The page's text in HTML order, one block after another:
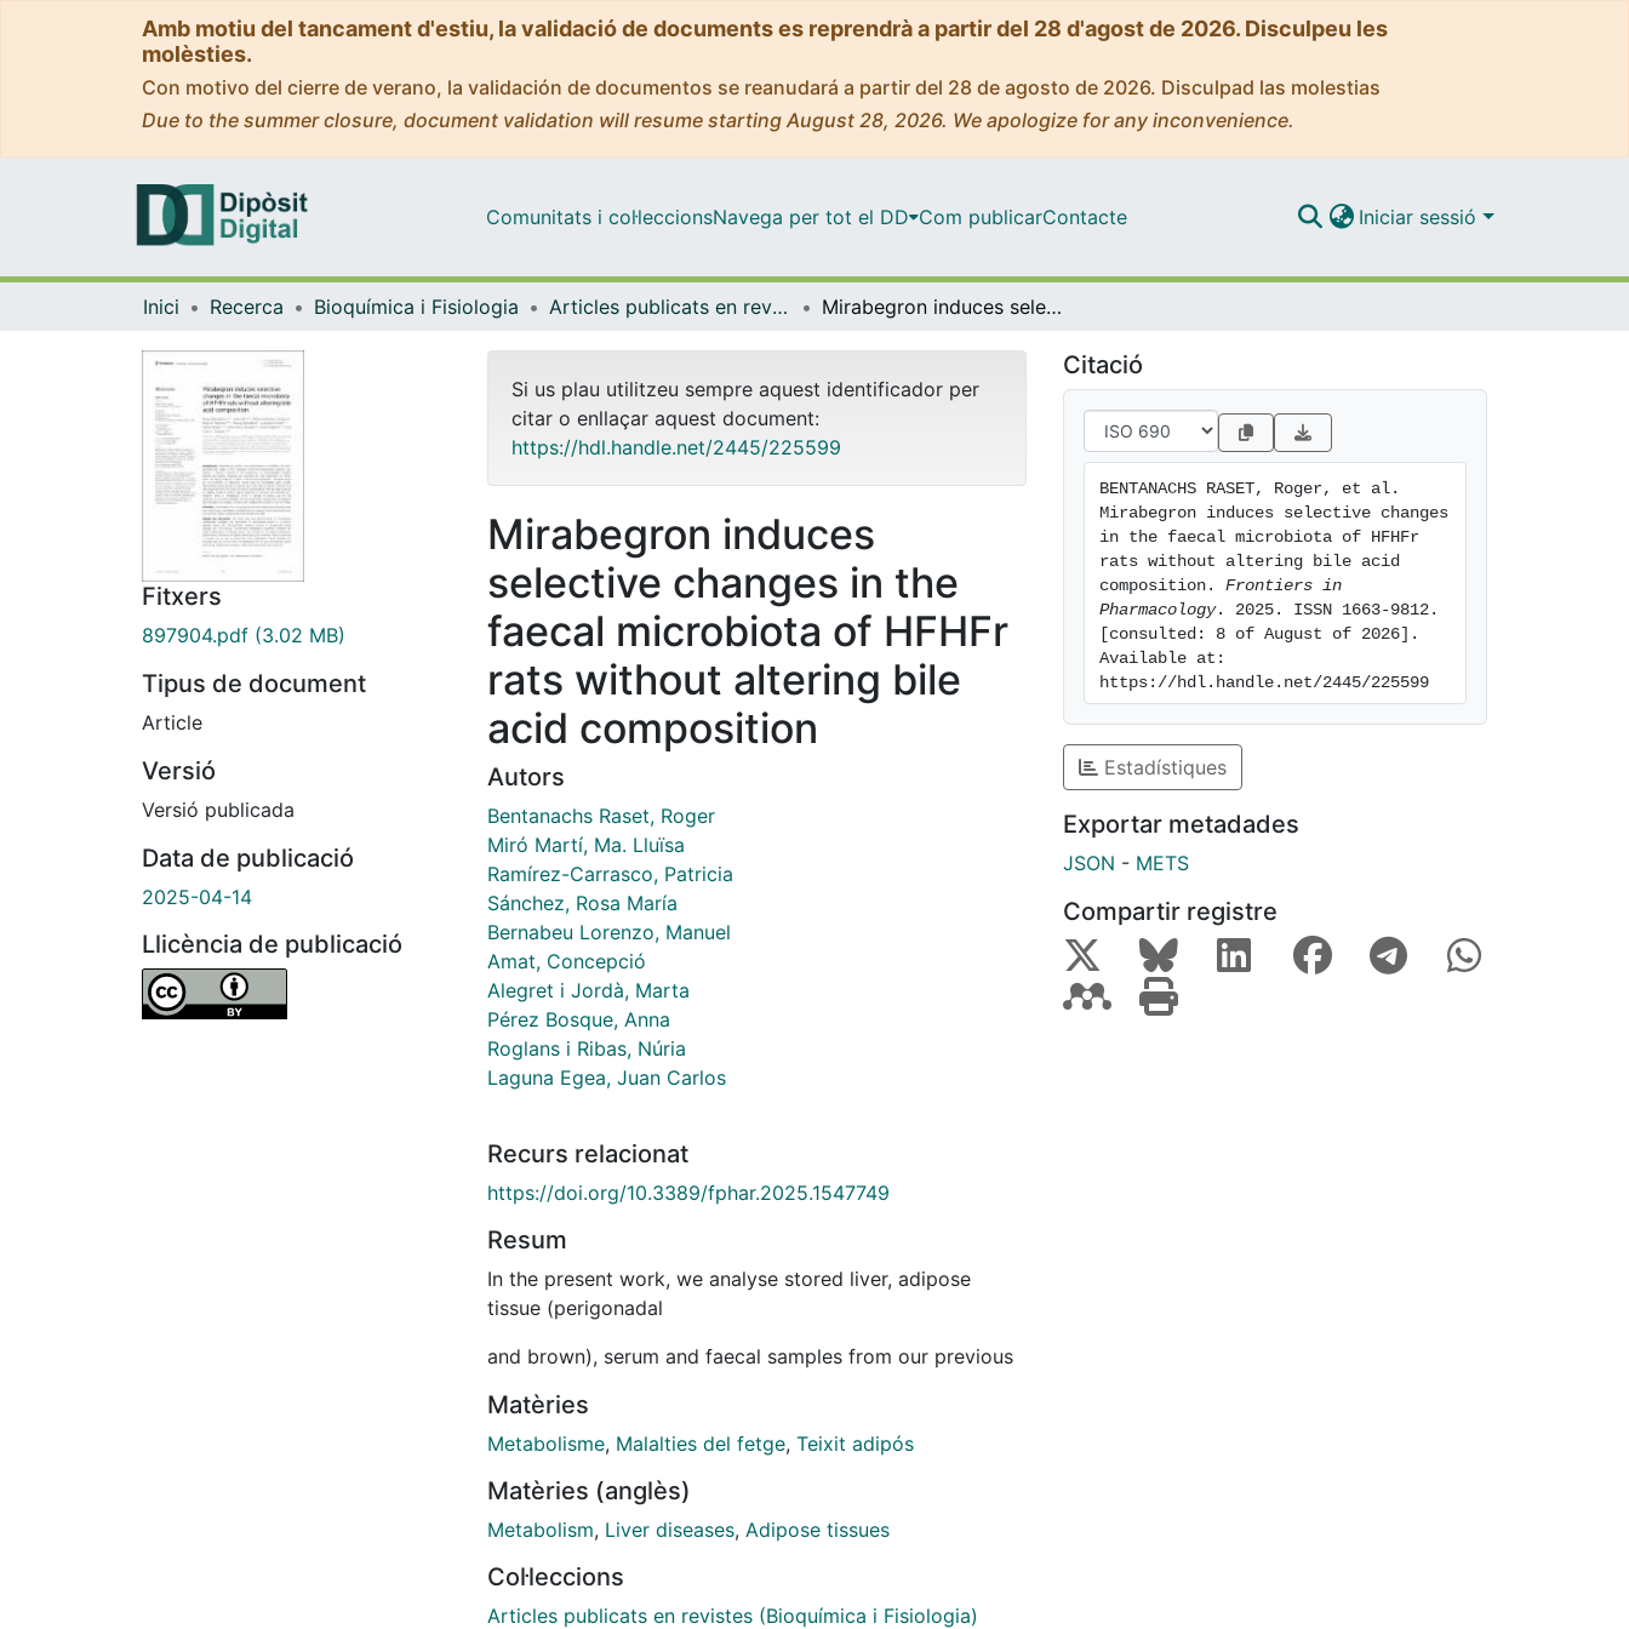
Amb motiu del tancament d'estiu, la validació de documents es reprendrà a partir del 28 d'agost de 2026. Disculpeu les
molèsties.
Con motivo del cierre de verano, la validación de documentos se reanudará a partir del 28 de agosto de 2026. Disculpad las molestias
Due to the summer closure, document validation will resume starting August 28, 2026. We apologize for any inconvenience.
Comunitats i col·leccionsNavega per tot el DD Com publicarContacte Iniciar sessió
Inici Recerca Bioquímica i Fisiologia Articles publicats en revistes (Bioquímica i Fisiologia) Mirabegron induces selective changes in the faecal microbiota of HFHFr rats without altering bile acid composition
Fitxers
897904.pdf (3.02 MB)
Tipus de document
Article
Versió
Versió publicada
Data de publicació
2025-04-14
Llicència de publicació
Si us plau utilitzeu sempre aquest identificador per
citar o enllaçar aquest document:
https://hdl.handle.net/2445/225599
Mirabegron induces
selective changes in the
faecal microbiota of HFHFr
rats without altering bile
acid composition
Autors
Bentanachs Raset, Roger
Miró Martí, Ma. Lluïsa
Ramírez-Carrasco, Patricia
Sánchez, Rosa María
Bernabeu Lorenzo, Manuel
Amat, Concepció
Alegret i Jordà, Marta
Pérez Bosque, Anna
Roglans i Ribas, Núria
Laguna Egea, Juan Carlos
Recurs relacionat
https://doi.org/10.3389/fphar.2025.1547749
Resum
In the present work, we analyse stored liver, adipose
tissue (perigonadal
and brown), serum and faecal samples from our previous
biochemical, faecal metabolomic and microbiome data.
We show that oral administration of mirabegron
significantly increases the expression of uncoupling
adipose tissue and β3-Adrenergic receptor protein in
Matèries
Metabolisme, Malalties del fetge, Teixit adipós
Matèries (anglès)
Metabolism, Liver diseases, Adipose tissues
Col·leccions
Articles publicats en revistes (Bioquímica i Fisiologia)
Citació
BENTANACHS RASET, Roger, et al.
Mirabegron induces selective changes
in the faecal microbiota of HFHFr
rats without altering bile acid
composition. Frontiers in
Pharmacology. 2025. ISSN 1663-9812.
[consulted: 8 of August of 2026].
Available at:
https://hdl.handle.net/2445/225599
Estadístiques
Exportar metadades
JSON - METS
Compartir registre